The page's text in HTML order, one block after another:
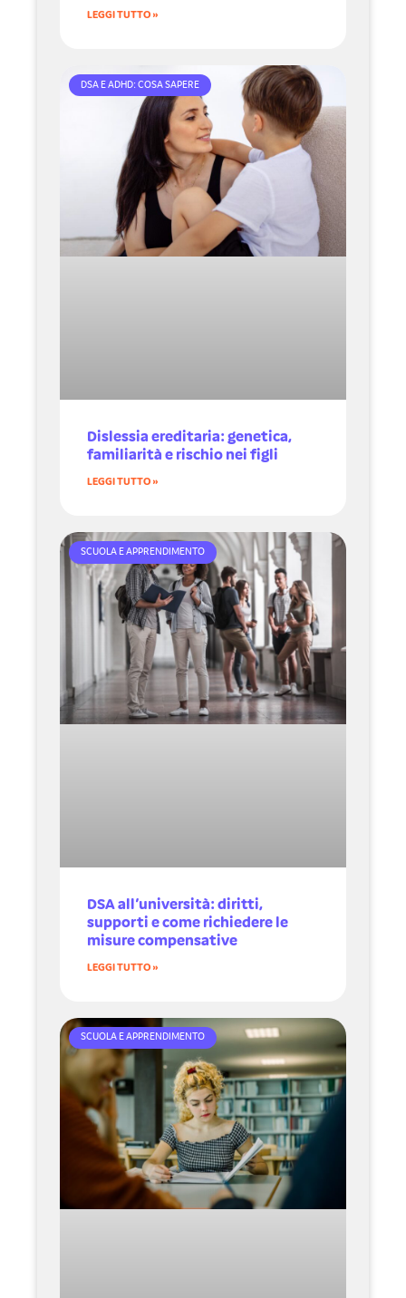
LEGGI TUTTO »
DSA E ADHD: COSA SAPERE
Dislessia ereditaria: genetica,
familiarità e rischio nei figli
LEGGI TUTTO »
SCUOLA E APPRENDIMENTO
DSA all’università: diritti,
supporti e come richiedere le
misure compensative
LEGGI TUTTO »
SCUOLA E APPRENDIMENTO